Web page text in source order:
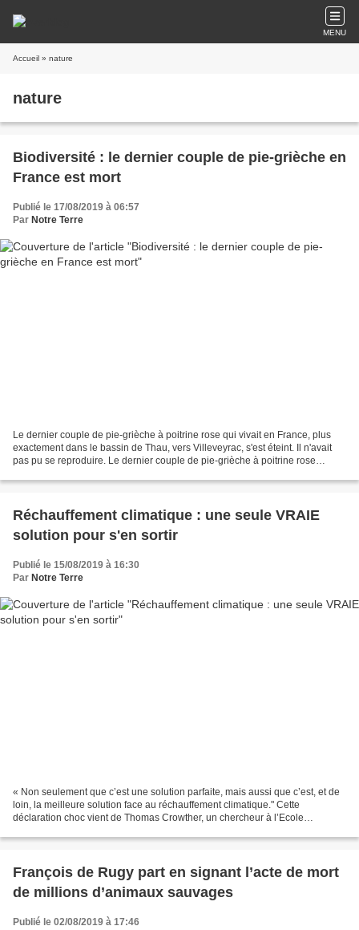
MENU
Accueil » nature
nature
Biodiversité : le dernier couple de pie-grièche en
France est mort
Publié le 17/08/2019 à 06:57
Par Notre Terre
Le dernier couple de pie-grièche à poitrine rose qui vivait en France, plus
exactement dans le bassin de Thau, vers Villeveyrac, s'est éteint. Il n'avait
pas pu se reproduire. Le dernier couple de pie-grièche à poitrine rose
Réchauffement climatique : une seule VRAIE
solution pour s'en sortir
Publié le 15/08/2019 à 16:30
Par Notre Terre
« Non seulement que c’est une solution parfaite, mais aussi que c’est, et de
loin, la meilleure solution face au réchauffement climatique." Cette
déclaration choc vient de Thomas Crowther, un chercheur à l’Ecole
François de Rugy part en signant l’acte de mort
de millions d’animaux sauvages
Publié le 02/08/2019 à 17:46